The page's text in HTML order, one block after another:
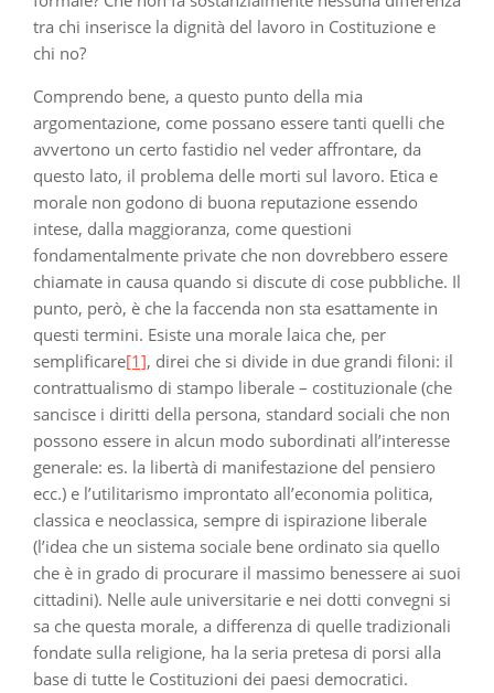
tra chi inserisce la dignità del lavoro in Costituzione e
chi no?
Comprendo bene, a questo punto della mia
argomentazione, come possano essere tanti quelli che
avvertono un certo fastidio nel veder affrontare, da
questo lato, il problema delle morti sul lavoro. Etica e
morale non godono di buona reputazione essendo
intese, dalla maggioranza, come questioni
fondamentalmente private che non dovrebbero essere
chiamate in causa quando si discute di cose pubbliche. Il
punto, però, è che la faccenda non sta esattamente in
questi termini. Esiste una morale laica che, per
semplificare[1], direi che si divide in due grandi filoni: il
contrattualismo di stampo liberale – costituzionale (che
sancisce i diritti della persona, standard sociali che non
possono essere in alcun modo subordinati all’interesse
generale: es. la libertà di manifestazione del pensiero
ecc.) e l’utilitarismo improntato all’economia politica,
classica e neoclassica, sempre di ispirazione liberale
(l’idea che un sistema sociale bene ordinato sia quello
che è in grado di procurare il massimo benessere ai suoi
cittadini). Nelle aule universitarie e nei dotti convegni si
sa che questa morale, a differenza di quelle tradizionali
fondate sulla religione, ha la seria pretesa di porsi alla
base di tutte le Costituzioni dei paesi democratici.